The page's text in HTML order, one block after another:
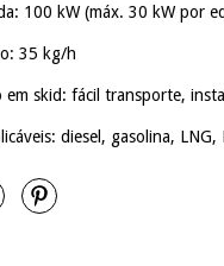
100 kW (máx. 30 kW por
35 kg/h
em skid: fácil transporte,
diesel, gasolina,